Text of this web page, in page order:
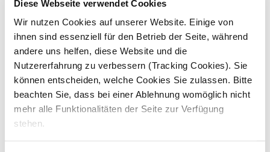
Diese Webseite verwendet Cookies
Wir nutzen Cookies auf unserer Website. Einige von
ihnen sind essenziell für den Betrieb der Seite, während
andere uns helfen, diese Website und die
Nutzererfahrung zu verbessern (Tracking Cookies). Sie
können entscheiden, welche Cookies Sie zulassen. Bitte
beachten Sie, dass bei einer Ablehnung womöglich nicht
mehr alle Funktionalitäten der Seite zur Verfügung
stehen.
Pflegestandards eingehalten werden und
Arbeitsabläufe sinnvoll organisiert sind – z. B.
bei Pflegetechniken, besonderen
Ernährungsformen oder individuellen
Anforderungen der Bewohner.
Pflegequalität sicherstellen: Du sorgst
gemeinsam mit deinem Team für eine
qualitativ hochwertige Pflege und
Betreuung der Bewohner – sowohl
körperlich als auch psychosozial.